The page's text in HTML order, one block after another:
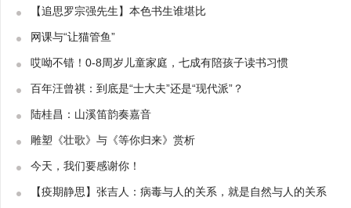
【追思罗宗强先生】本色书生谁堪比
网课与“让猫管鱼”
哎呦不错！0-8周岁儿童家庭，七成有陪孩子读书习惯
百年汪曾祺：到底是“士大夫”还是“现代派”？
陆桂昌：山溪笛韵奏嘉音
雕塑《壮歌》与《等你归来》赏析
今天，我们要感谢你！
【疫期静思】张吉人：病毒与人的关系，就是自然与人的关系